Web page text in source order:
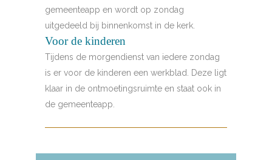
gemeenteapp en wordt op zondag
uitgedeeld bij binnenkomst in de kerk.
Voor de kinderen
Tijdens de morgendienst van iedere zondag
is er voor de kinderen een werkblad. Deze ligt
klaar in de ontmoetingsruimte en staat ook in
de gemeenteapp.